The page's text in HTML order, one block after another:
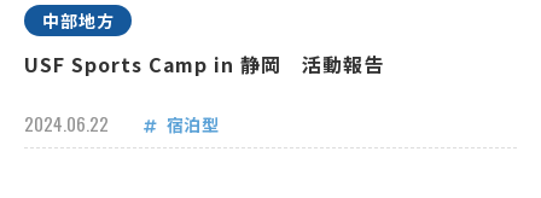
中部地方
USF Sports Camp in 静岡 活動報告
2024.06.22 宿泊型